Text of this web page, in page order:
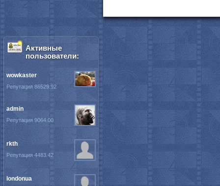
Активные
пользователи:
wowkaster
Репутация 86529.92
admin
Репутация 9064.00
rkth
Репутация 4483.42
londonua